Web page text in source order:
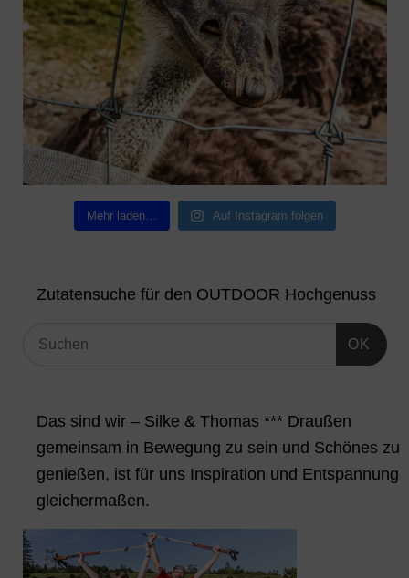
Mehr laden… Auf Instagram folgen
Zutatensuche für den OUTDOOR Hochgenuss
OK
Das sind wir – Silke & Thomas *** Draußen
gemeinsam in Bewegung zu sein und Schönes zu
genießen, ist für uns Inspiration und Entspannung
gleichermaßen.